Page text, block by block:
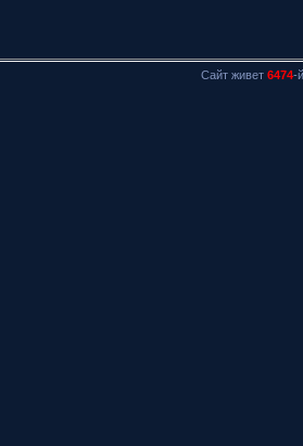
Сайт живет 6474-